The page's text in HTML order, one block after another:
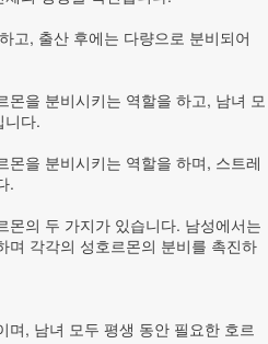
고, 출산 후에는 다량으로 분비되어
몬을 분비시키는 역할을 하고, 남녀 모
니다.
몬을 분비시키는 역할을 하며, 스트레
.
몬의 두 가지가 있습니다. 남성에서는
며 각각의 성호르몬의 분비를 촉진하
며, 남녀 모두 평생 동안 필요한 호르